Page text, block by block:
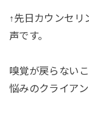
↑先日カウンセリ
声です。
嗅覚が戻らない
悩みのクライアン